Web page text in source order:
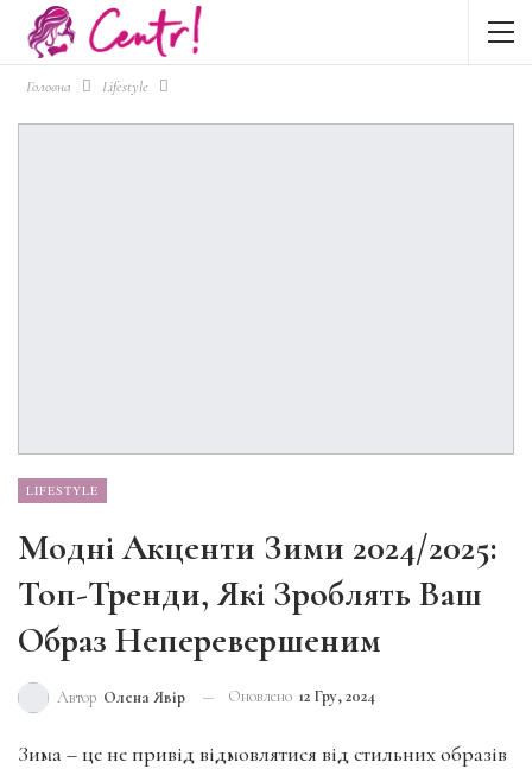
Головна Lifestyle
LIFESTYLE
Модні Акценти Зими 2024/2025:
Топ-Тренди, Які Зроблять Ваш
Образ Неперевершеним
Автор Олена Явір Оновлено 12 Гру, 2024
Зима – це не привід відмовлятися від стильних образів